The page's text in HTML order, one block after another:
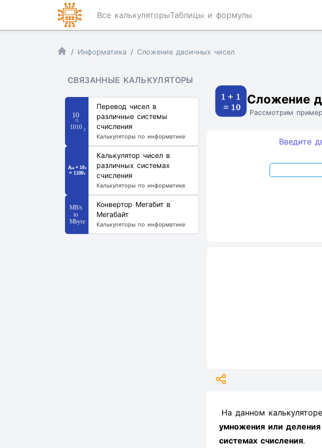
Все калькуляторыТаблицы и формулы
Информатика Сложение двоичных чисел
СВЯЗАННЫЕ КАЛЬКУЛЯТОРЫ
Перевод чисел в
различные системы
счисления
Калькуляторы по информатике
Калькулятор чисел в
различных системах
счисления
Калькуляторы по информатике
Конвертор Мегабит в
Мегабайт
Калькуляторы по информатике
Сложение
Рассмотрим пример
Введите
На данном
умножения или деления
системах счисления.